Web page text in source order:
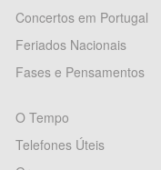
Concertos em Portugal
Feriados Nacionais
Fases e Pensamentos
O Tempo
Telefones Úteis